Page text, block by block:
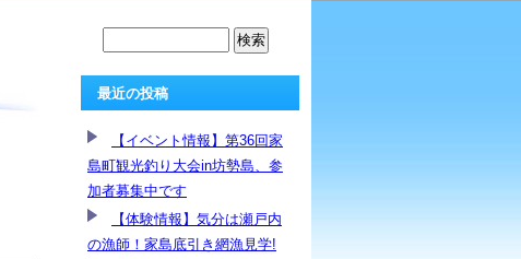
最近の投稿
【イベント情報】第36回家
島町観光釣り大会in坊勢島、参
加者募集中です
【体験情報】気分は瀬戸内
の漁師！家島底引き網漁見学!